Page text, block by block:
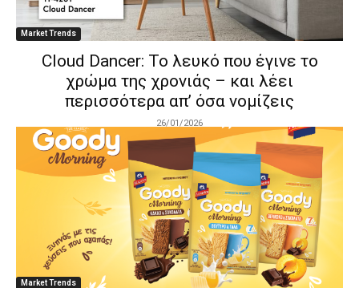
Market Trends
Cloud Dancer: Το λευκό που έγινε το
χρώμα της χρονιάς – και λέει
περισσότερα απ’ όσα νομίζεις
26/01/2026
Market Trends